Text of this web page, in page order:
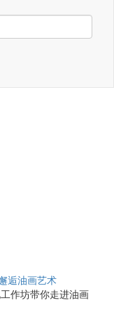
逅油画艺术
作坊带你走进油画